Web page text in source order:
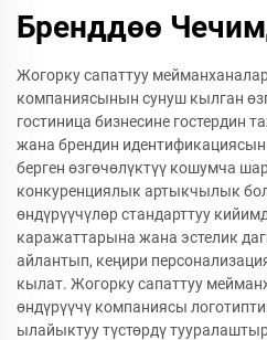
Бренддөө
Жогорку сапаттуу
компаниясынын сунуш кылган
гостиница бизнесине гостердин
жана брендин
берген өзгөчөлүктүү кошумча
конкуренциялык артыкчылык
өндүрүүчүлөр стандарттуу
каражаттарына жана эстелик
айлантып, кеңири
кылат. Жогорку сапаттуу
өндүрүүчү компаниясы
ылайыктуу түстөрдү